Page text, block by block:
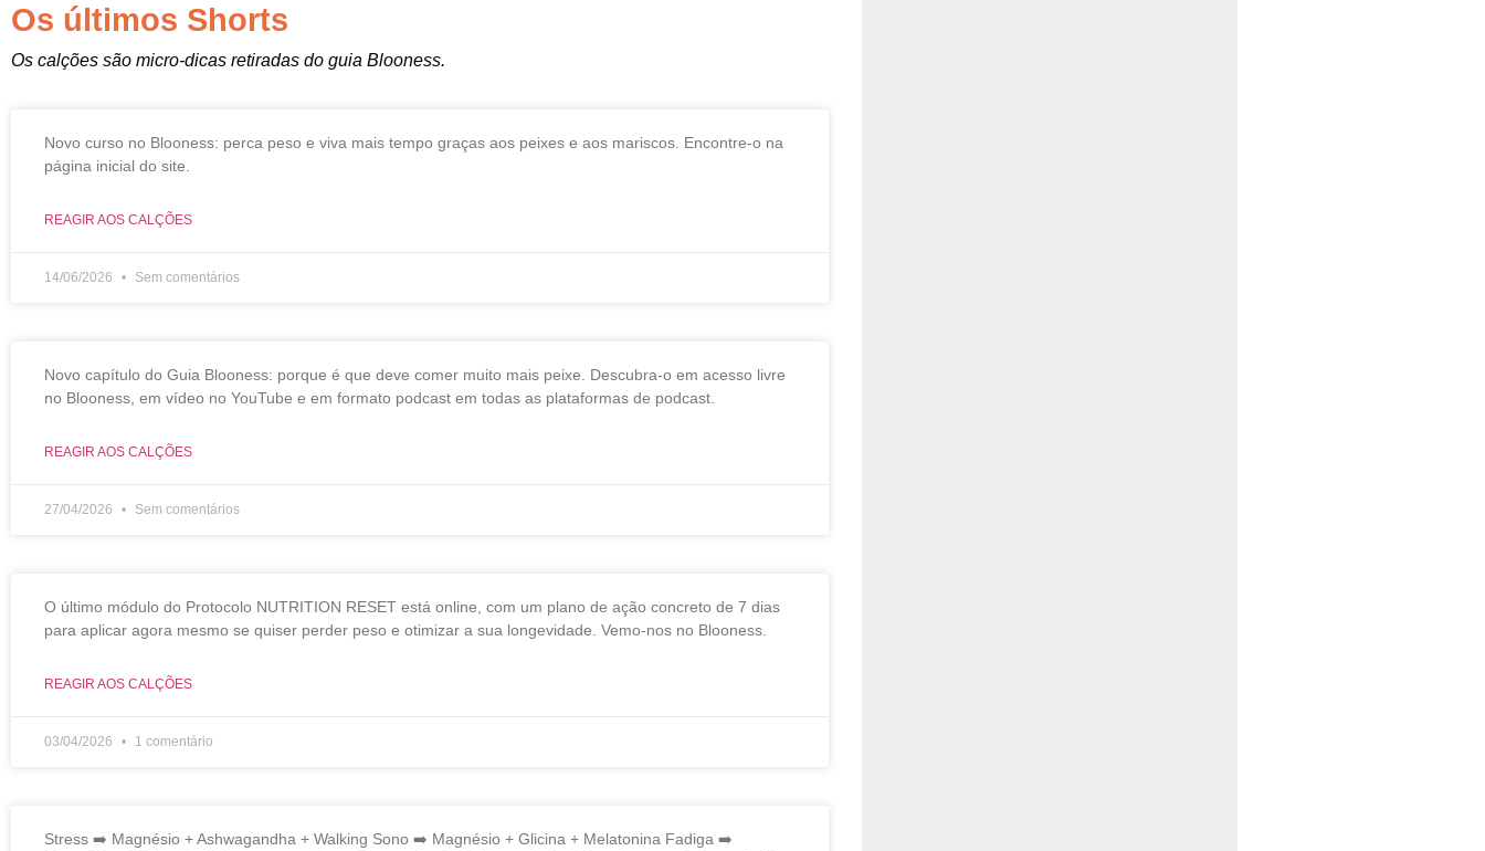
Os últimos Shorts
Os calções são micro-dicas retiradas do guia Blooness.
Novo curso no Blooness: perca peso e viva mais tempo graças aos peixes e aos mariscos. Encontre-o na
página inicial do site.
REAGIR AOS CALÇÕES
14/06/2026 Sem comentários
Novo capítulo do Guia Blooness: porque é que deve comer muito mais peixe. Descubra-o em acesso livre
no Blooness, em vídeo no YouTube e em formato podcast em todas as plataformas de podcast.
REAGIR AOS CALÇÕES
27/04/2026 Sem comentários
O último módulo do Protocolo NUTRITION RESET está online, com um plano de ação concreto de 7 dias
para aplicar agora mesmo se quiser perder peso e otimizar a sua longevidade. Vemo-nos no Blooness.
REAGIR AOS CALÇÕES
03/04/2026 1 comentário
Stress ➡️ Magnésio + Ashwagandha + Walking Sono ➡️ Magnésio + Glicina + Melatonina Fadiga ➡️